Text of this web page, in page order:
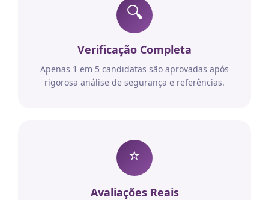
🔍
Verificação Completa
Apenas 1 em 5 candidatas são aprovadas após
rigorosa análise de segurança e referências.
⭐
Avaliações Reais